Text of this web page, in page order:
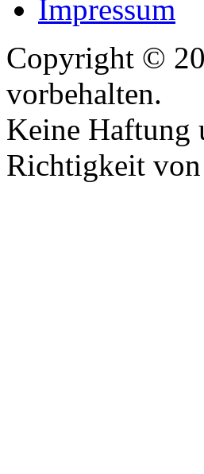
Impressum
Copyright ©
vorbehalten.
Keine Haftung
Richtigkeit